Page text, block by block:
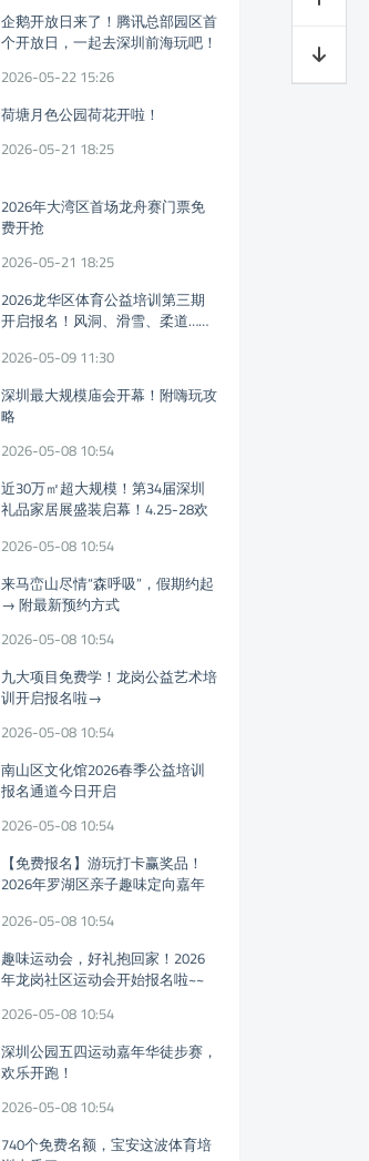
企鹅开放日来了！腾讯总部园区首
个开放日，一起去深圳前海玩吧！
2026-05-22 15:26
荷塘月色公园荷花开啦！
2026-05-21 18:25
2026年大湾区首场龙舟赛门票免
费开抢
2026-05-21 18:25
2026龙华区体育公益培训第三期
开启报名！风洞、滑雪、柔道……
2026-05-09 11:30
深圳最大规模庙会开幕！附嗨玩攻
略
2026-05-08 10:54
近30万㎡超大规模！第34届深圳
礼品家居展盛装启幕！4.25-28欢
2026-05-08 10:54
来马峦山尽情“森呼吸”，假期约起
→ 附最新预约方式
2026-05-08 10:54
九大项目免费学！龙岗公益艺术培
训开启报名啦→
2026-05-08 10:54
南山区文化馆2026春季公益培训
报名通道今日开启
2026-05-08 10:54
【免费报名】游玩打卡赢奖品！
2026年罗湖区亲子趣味定向嘉年
2026-05-08 10:54
趣味运动会，好礼抱回家！2026
年龙岗社区运动会开始报名啦~~
2026-05-08 10:54
深圳公园五四运动嘉年华徒步赛，
欢乐开跑！
2026-05-08 10:54
740个免费名额，宝安这波体育培